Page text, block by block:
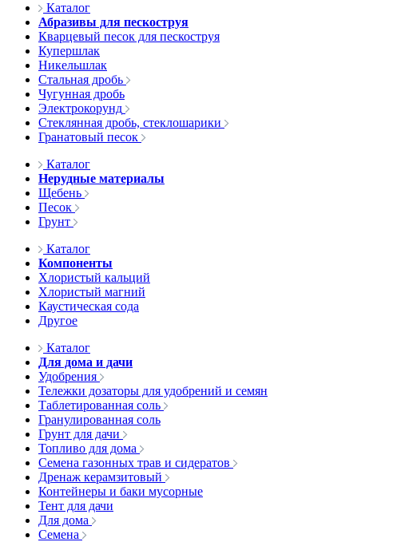
Каталог
Абразивы для пескоструя
Кварцевый песок для пескоструя
Купершлак
Никельшлак
Стальная дробь
Чугунная дробь
Электрокорунд
Стеклянная дробь, стеклошарики
Гранатовый песок
Каталог
Нерудные материалы
Щебень
Песок
Грунт
Каталог
Компоненты
Хлористый кальций
Хлористый магний
Каустическая сода
Другое
Каталог
Для дома и дачи
Удобрения
Тележки дозаторы для удобрений и семян
Таблетированная соль
Гранулированная соль
Грунт для дачи
Топливо для дома
Семена газонных трав и сидератов
Дренаж керамзитовый
Контейнеры и баки мусорные
Тент для дачи
Для дома
Семена